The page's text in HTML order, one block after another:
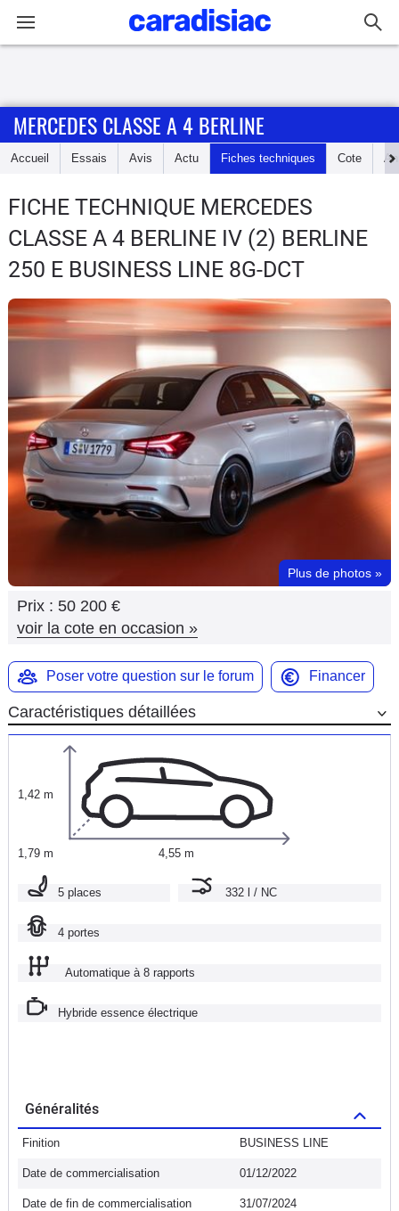
Accueil
Essais
Guide
d'achat
Electriques
Utilitaires
Flottes
Auto
Services
Forum
Marques
MERCEDES CLASSE A 4 BERLINE
Accueil Essais Avis Actu Fiches techniques Cote
FICHE TECHNIQUE MERCEDES
CLASSE A 4 BERLINE IV (2) BERLINE
250 E BUSINESS LINE 8G-DCT
Plus de photos »
Prix : 50 200 €
voir la cote en occasion »
Poser votre question sur le forum Financer
Caractéristiques détaillées
1,42 m
1,79 m 4,55 m
5 places 332 l / NC
4 portes
Automatique à 8 rapports
Hybride essence électrique
Généralités
Finition BUSINESS LINE
Date de commercialisation 01/12/2022
Date de fin de commercialisation 31/07/2024